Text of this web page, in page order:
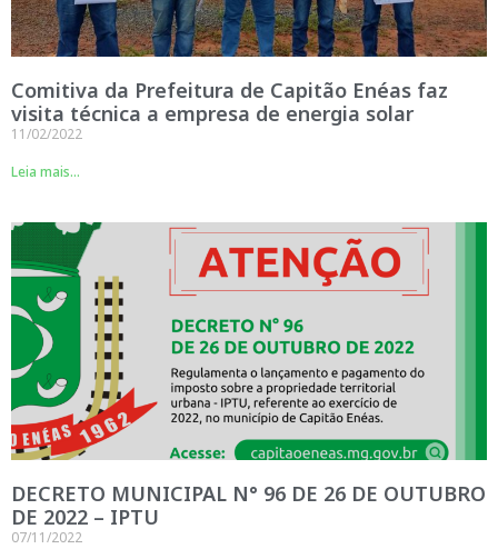
Comitiva da Prefeitura de Capitão Enéas faz
visita técnica a empresa de energia solar
11/02/2022
Leia mais...
DECRETO MUNICIPAL N° 96 DE 26 DE OUTUBRO
DE 2022 – IPTU
07/11/2022